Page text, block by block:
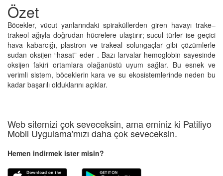
Özet
Böcekler, vücut yanlarındaki spiraküllerden giren havayı trake–
trakeol ağıyla doğrudan hücrelere ulaştırır; sucul türler ise geçici
hava kabarcığı, plastron ve trakeal solungaçlar gibi çözümlerle
sudan oksijen “hasat” eder . Bazı larvalar hemoglobin sayesinde
oksijen fakiri ortamlara olağanüstü uyum sağlar. Bu esnek ve
verimli sistem, böceklerin kara ve su ekosistemlerinde neden bu
kadar başarılı olduklarını açıklar.
Web sitemizi çok seveceksin, ama eminiz ki Patiliyo
Mobil Uygulama'mızı daha çok seveceksin.
Hemen indirmek ister misin?